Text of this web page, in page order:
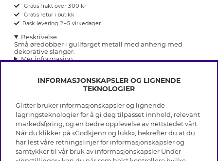
Gratis frakt over 300 kr
Gratis retur i butikk
Rask levering 2–5 virkedager
Beskrivelse
Små øredobber i gullfarget metall med anheng med
dekorative slanger.
Mer informasjon
INFO
Vilkår
Personvern
Cookies
OM GLITTER
Black Friday
INFORMASJONSKAPSLER OG LIGNENDE
TEKNOLOGIER
Glitter bruker informasjonskapsler og lignende
lagringsteknologier for å gi deg tilpasset innhold, relevant
markedsføring, og en bedre opplevelse av nettstedet vårt.
Når du klikker på «Godkjenn og lukk», bekrefter du at du
har lest våre retningslinjer for informasjonskapsler og
samtykker til vår bruk av informasjonskapsler Under